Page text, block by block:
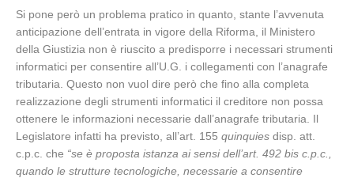
Si pone però un problema pratico in quanto, stante l’avvenuta
anticipazione dell’entrata in vigore della Riforma, il Ministero
della Giustizia non è riuscito a predisporre i necessari strumenti
informatici per consentire all’U.G. i collegamenti con l’anagrafe
tributaria. Questo non vuol dire però che fino alla completa
realizzazione degli strumenti informatici il creditore non possa
ottenere le informazioni necessarie dall’anagrafe tributaria. Il
Legislatore infatti ha previsto, all’art. 155 quinquies disp. att.
c.p.c. che “se è proposta istanza ai sensi dell’art. 492 bis c.p.c.,
quando le strutture tecnologiche, necessarie a consentire